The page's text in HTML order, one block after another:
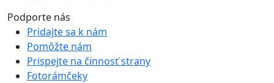
Podporte nás
Pridajte sa k nám
Pomôžte nám
Prispejte na činnosť strany
Fotorámčeky